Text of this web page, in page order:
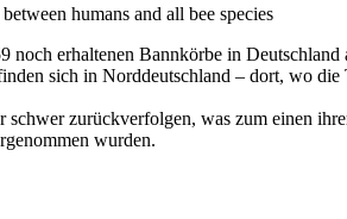
humans and all bee species
erhaltenen Bannkörbe in
sich in Norddeutschland – dort, wo
zurückverfolgen, was zum einen
wurden.